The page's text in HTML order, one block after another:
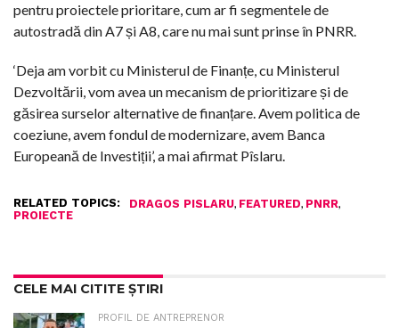
pentru proiectele prioritare, cum ar fi segmentele de
autostradă din A7 și A8, care nu mai sunt prinse în PNRR.
‘Deja am vorbit cu Ministerul de Finanțe, cu Ministerul
Dezvoltării, vom avea un mecanism de prioritizare și de
găsirea surselor alternative de finanțare. Avem politica de
coeziune, avem fondul de modernizare, avem Banca
Europeană de Investiții’, a mai afirmat Pîslaru.
RELATED TOPICS: DRAGOS PISLARU, FEATURED, PNRR,
PROIECTE
CELE MAI CITITE ȘTIRI
PROFIL DE ANTREPRENOR